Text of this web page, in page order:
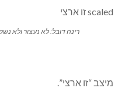
רינה דובל: לא נעצור ולא
מיצב “זו ארצי”.